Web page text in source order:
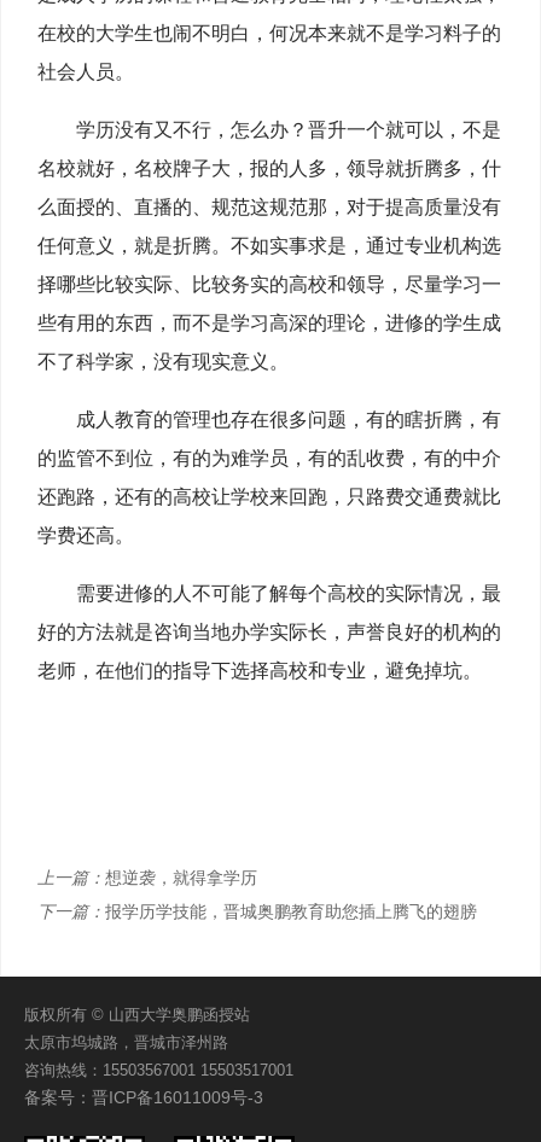
在校的大学生也闹不明白，何况本来就不是学习料子的
社会人员。
学历没有又不行，怎么办？晋升一个就可以，不是
名校就好，名校牌子大，报的人多，领导就折腾多，什
么面授的、直播的、规范这规范那，对于提高质量没有
任何意义，就是折腾。不如实事求是，通过专业机构选
择哪些比较实际、比较务实的高校和领导，尽量学习一
些有用的东西，而不是学习高深的理论，进修的学生成
不了科学家，没有现实意义。
成人教育的管理也存在很多问题，有的瞎折腾，有
的监管不到位，有的为难学员，有的乱收费，有的中介
还跑路，还有的高校让学校来回跑，只路费交通费就比
学费还高。
需要进修的人不可能了解每个高校的实际情况，最
好的方法就是咨询当地办学实际长，声誉良好的机构的
老师，在他们的指导下选择高校和专业，避免掉坑。
上一篇： 想逆袭，就得拿学历
下一篇： 报学历学技能，晋城奥鹏教育助您插上腾飞的翅膀
版权所有 © 山西大学奥鹏函授站
太原市坞城路，晋城市泽州路
咨询热线：15503567001 15503517001
备案号：晋ICP备16011009号-3